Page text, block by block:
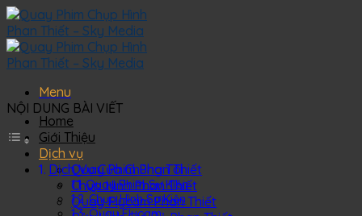
Skip
to
content
Menu
Home
Giới Thiệu
Dịch vụ
Quay Phim Phan Thiết
Chụp Hình Phan Thiết
Quay Flycam Phan Thiết
NỘI DUNG BÀI VIẾT
Dịch Vụ Của Chúng Tôi
Quay Phim Sự Kiện
Chụp Hình Sự Kiện